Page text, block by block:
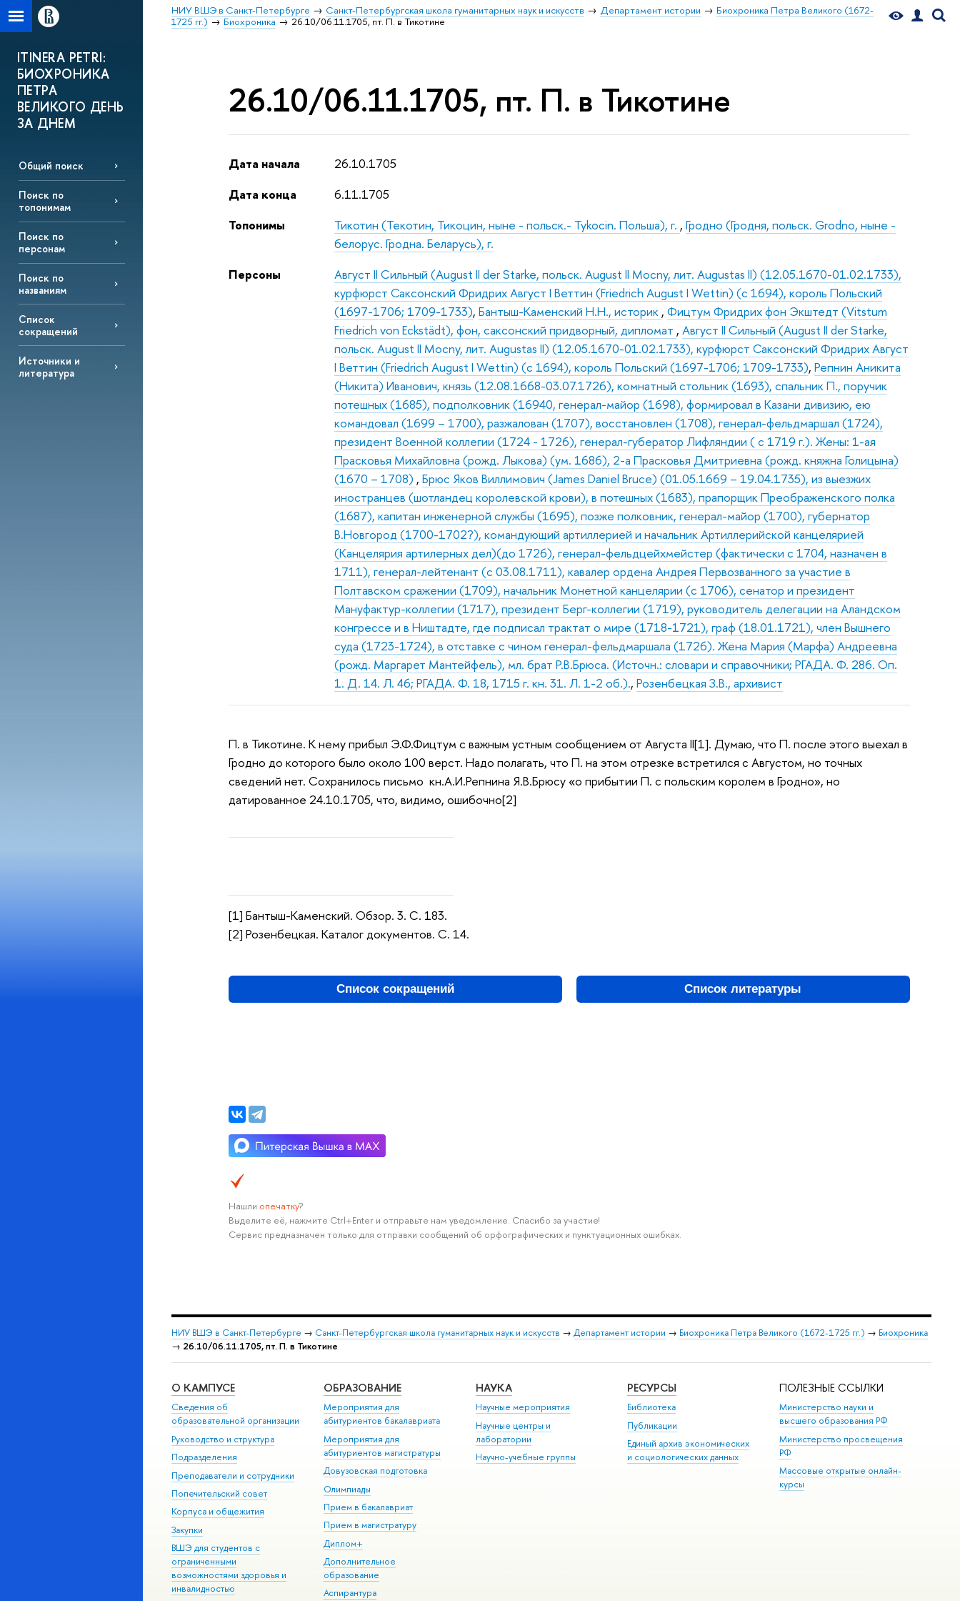
НИУ ВШЭ в Санкт-Петербурге Санкт-Петербургская школа гуманитарных наук и искусств Департамент истории
Биохроника Петра Великого (1672-
1725 гг.)
Биохроника 26.10/06.11.1705, пт. П. в Тикотине
ITINERA PETRI:
БИОХРОНИКА
ПЕТРА
ВЕЛИКОГО ДЕНЬ
ЗА ДНЕМ
Общий поиск
Поиск по
топонимам
Поиск по
персонам
Поиск по
названиям
Список
сокращений
Источники и
литература
26.10/06.11.1705, пт. П. в Тикотине
Дата начала
26.10.1705
Дата конца
6.11.1705
Топонимы
Тикотин (Текотин, Тикоцин, ныне - польск.- Tykocin. Польша), г. ,Гродно (Гродня, польск. Grodno, ныне -
белорус. Гродна. Беларусь), г.
Персоны
Август II Сильный (August II der Starke, польск. August II Mocny, лит. Augustas II) (12.05.1670-01.02.1733),
курфюрст Саксонский Фридрих Август I Веттин (Friedrich August I Wettin) (с 1694), король Польский
(1697-1706; 1709-1733),Бантыш-Каменский Н.Н., историк ,Фицтум Фридрих фон Экштедт (Vitstum
Friedrich von Eckstädt), фон, саксонский придворный, дипломат ,Август II Сильный (August II der Starke,
польск. August II Mocny, лит. Augustas II) (12.05.1670-01.02.1733), курфюрст Саксонский Фридрих Август
I Веттин (Friedrich August I Wettin) (с 1694), король Польский (1697-1706; 1709-1733),Репнин Аникита
(Никита) Иванович, князь (12.08.1668-03.07.1726), комнатный стольник (1693), спальник П., поручик
потешных (1685), подполковник (16940, генерал-майор (1698), формировал в Казани дивизию, ею
командовал (1699 – 1700), разжалован (1707), восстановлен (1708), генерал-фельдмаршал (1724),
президент Военной коллегии (1724 - 1726), генерал-губератор Лифляндии ( с 1719 г.). Жены: 1-ая
Прасковья Михайловна (рожд. Лыкова) (ум. 1686), 2-а Прасковья Дмитриевна (рожд. княжна Голицына)
(1670 – 1708) ,Брюс Яков Виллимович (James Daniel Bruce) (01.05.1669 – 19.04.1735), из выезжих
иностранцев (шотландец королевской крови), в потешных (1683), прапорщик Преображенского полка
(1687), капитан инженерной службы (1695), позже полковник, генерал-майор (1700), губернатор
В.Новгород (1700-1702?), командующий артиллерией и начальник Артиллерийской канцелярией
(Канцелярия артилерных дел)(до 1726), генерал-фельдцейхмейстер (фактически с 1704, назначен в
1711), генерал-лейтенант (с 03.08.1711), кавалер ордена Андрея Первозванного за участие в
Полтавском сражении (1709), начальник Монетной канцелярии (с 1706), сенатор и президент
Мануфактур-коллегии (1717), президент Берг-коллегии (1719), руководитель делегации на Аландском
конгрессе и в Ништадте, где подписал трактат о мире (1718-1721), граф (18.01.1721), член Вышнего
суда (1723-1724), в отставке с чином генерал-фельдмаршала (1726). Жена Мария (Марфа) Андреевна
(рожд. Маргарет Мантейфель), мл. брат Р.В.Брюса. (Источн.: словари и справочники; РГАДА. Ф. 286. Оп.
1. Д. 14. Л. 46; РГАДА. Ф. 18, 1715 г. кн. 31. Л. 1-2 об.).,Розенбецкая З.В., архивист
П. в Тикотине. К нему прибыл Э.Ф.Фицтум с важным устным сообщением от Августа II[1]. Думаю, что П. после этого выехал в
Гродно до которого было около 100 верст. Надо полагать, что П. на этом отрезке встретился с Августом, но точных
сведений нет. Сохранилось письмо кн.А.И.Репнина Я.В.Брюсу «о прибытии П. с польским королем в Гродно», но
датированное 24.10.1705, что, видимо, ошибочно[2]
[1] Бантыш-Каменский. Обзор. 3. С. 183.
[2] Розенбецкая. Каталог документов. С. 14.
Список сокращений Список литературы
Нашли опечатку?
Выделите её, нажмите Ctrl+Enter и отправьте нам уведомление. Спасибо за участие!
Сервис предназначен только для отправки сообщений об орфографических и пунктуационных ошибках.
НИУ ВШЭ в Санкт-Петербурге → Санкт-Петербургская школа гуманитарных наук и искусств → Департамент истории → Биохроника Петра Великого (1672-1725 гг.) → Биохроника
→ 26.10/06.11.1705, пт. П. в Тикотине
О КАМПУСЕ
Сведения об
образовательной организации
Руководство и структура
Подразделения
Преподаватели и сотрудники
Попечительский совет
Корпуса и общежития
Закупки
ВШЭ для студентов с
ограниченными
возможностями здоровья и
инвалидностью
ОБРАЗОВАНИЕ
Мероприятия для
абитуриентов бакалавриата
Мероприятия для
абитуриентов магистратуры
Довузовская подготовка
Олимпиады
Прием в бакалавриат
Прием в магистратуру
Диплом+
Дополнительное
образование
Аспирантура
НАУКА
Научные мероприятия
Научные центры и
лаборатории
Научно-учебные группы
РЕСУРСЫ
Библиотека
Публикации
Единый архив экономических
и социологических данных
ПОЛЕЗНЫЕ ССЫЛКИ
Министерство науки и
высшего образования РФ
Министерство просвещения
РФ
Массовые открытые онлайн-
курсы